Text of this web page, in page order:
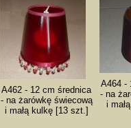
A462 - 12 cm średnica
- na żarówkę świecową
i małą kulkę [13 szt.]
A464 -
- na
i